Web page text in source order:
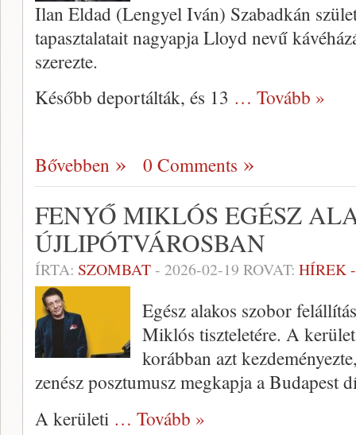
Ilan Eldad (Lengyel Iván) Szabadkán
tapasztalatait nagyapja Lloyd nevű
szerezte.
Később deportálták, és 13 … Tovább »
Bővebben 0 Comments
FENYŐ MIKLÓS EGÉSZ
ÚJLIPÓTVÁROSBAN
ÍRTA: SZOMBAT- 2026-02-19 ROVAT: HÍREK
Egész alakos szobor
Miklós tiszteletére. A
korábban azt
zenész posztumusz megkapja a Budapest
A kerületi … Tovább »